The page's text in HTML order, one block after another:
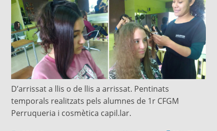
D’arrissat a llis o de llis a arrissat. Pentinats
temporals realitzats pels alumnes de 1r CFGM
Perruqueria i cosmètica capil.lar.